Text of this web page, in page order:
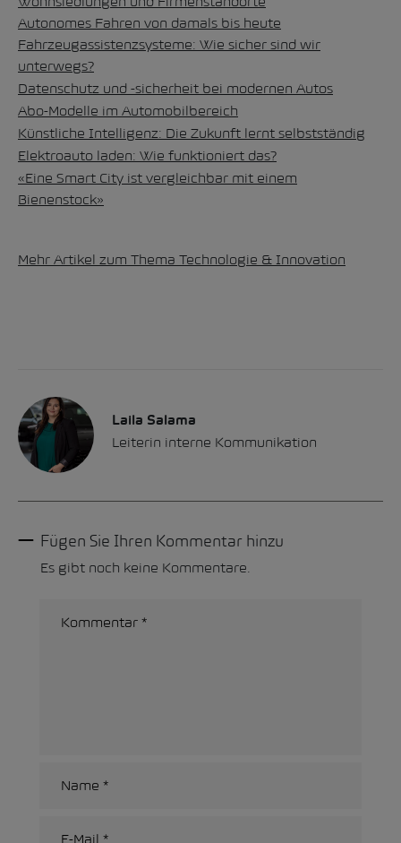
Autonomes Fahren von damals bis heute
Fahrzeugassistenzsysteme: Wie sicher sind wir
unterwegs?
Datenschutz und -sicherheit bei modernen Autos
Abo-Modelle im Automobilbereich
Künstliche Intelligenz: Die Zukunft lernt selbstständig
Elektroauto laden: Wie funktioniert das?
«Eine Smart City ist vergleichbar mit einem
Bienenstock»
Mehr Artikel zum Thema Technologie & Innovation
Laila Salama
Leiterin interne Kommunikation
Fügen Sie Ihren Kommentar hinzu
Es gibt noch keine Kommentare.